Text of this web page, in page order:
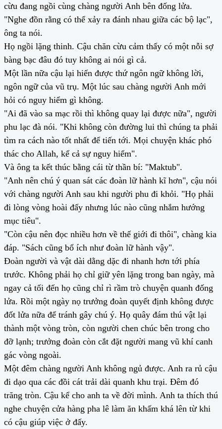
cừu đang ngồi cùng chàng người Anh bên đống lửa.
"Nghe đồn rằng có thể xảy ra đánh nhau giữa các bộ lạc",
ông ta nói.
Họ ngồi lặng thinh. Cậu chăn cừu cảm thấy có một nỗi sợ
bàng bạc đâu đó tuy không ai nói gì cả.
Một lần nữa cậu lại hiển được thứ ngôn ngữ không lời,
ngôn ngữ của vũ trụ. Một lúc sau chàng người Anh mới
hỏi có nguy hiểm gì không.
"Ai đã vào sa mạc rồi thì không quay lại được nữa", người
phu lạc đà nói. "Khi không còn đường lui thì chúng ta phải
tìm ra cách nào tốt nhất để tiến tới. Mọi chuyện khác phó
thác cho Allah, kể cả sự nguy hiểm".
Và ông ta kết thúc bằng cái từ thần bí: "Maktub".
"Anh nên chú ý quan sát các đoàn lữ hành kĩ hơn", cậu nói
với chàng người Anh sau khi người phu đi khỏi. "Họ phải
đi lòng vòng hoài đấy nhưng lúc nào cũng nhắm hướng
mục tiêu".
"Còn cậu nên đọc nhiều hơn về thế giới đi thôi", chàng kia
đáp. "Sách cũng bổ ích như đoàn lữ hành vậy".
Đoàn người và vật dài dằng dặc đi nhanh hơn tới phía
trước. Không phải họ chỉ giữ yên lặng trong ban ngày, mà
ngay cả tối đến họ cũng chỉ rì rầm trò chuyện quanh đống
lửa. Rồi một ngày nọ trưởng đoàn quyết định không được
đốt lửa nữa để tránh gây chú ý. Họ quây đám thú vật lại
thành một vòng tròn, còn người chen chúc bên trong cho
đỡ lạnh; trưởng đoàn còn cắt đặt người mang vũ khí canh
gác vòng ngoài.
Một đêm chàng người Anh không ngủ được. Anh ra rủ cậu
đi dạo qua các đồi cát trải dài quanh khu trại. Đêm đó
trăng tròn. Cậu kể cho anh ta về đời mình. Anh ta thích thú
nghe chuyện cửa hàng pha lê làm ăn khấm khá lên từ khi
có cậu giúp việc ở đấy.